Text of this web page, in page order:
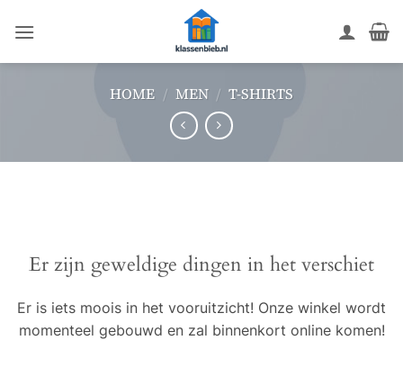
naar
HOME / MEN / T-SHIRTS
Er zijn geweldige dingen in het verschiet
Er is iets moois in het vooruitzicht! Onze winkel wordt
momenteel gebouwd en zal binnenkort online komen!